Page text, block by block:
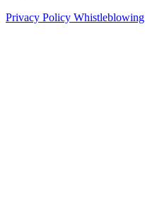
Privacy Policy Whistleblowing